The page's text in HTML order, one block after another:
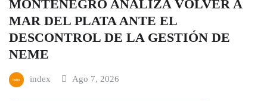
MONTENEGRO ANALIZA VOLVER A
MAR DEL PLATA ANTE EL
DESCONTROL DE LA GESTIÓN DE
NEME
index Ago 7, 2026